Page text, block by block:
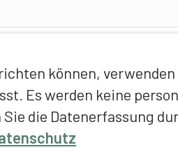
können, verwenden
Es werden keine
die Datenerfassung